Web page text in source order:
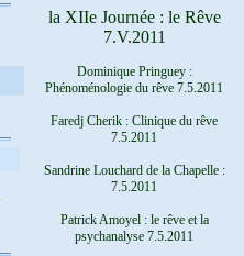
la XIIe Journée : le Rêve
7.V.2011
Dominique Pringuey :
Phénoménologie du rêve 7.5.2011
Faredj Cherik : Clinique du rêve
7.5.2011
Sandrine Louchard de la Chapelle :
7.5.2011
Patrick Amoyel : le rêve et la
psychanalyse 7.5.2011